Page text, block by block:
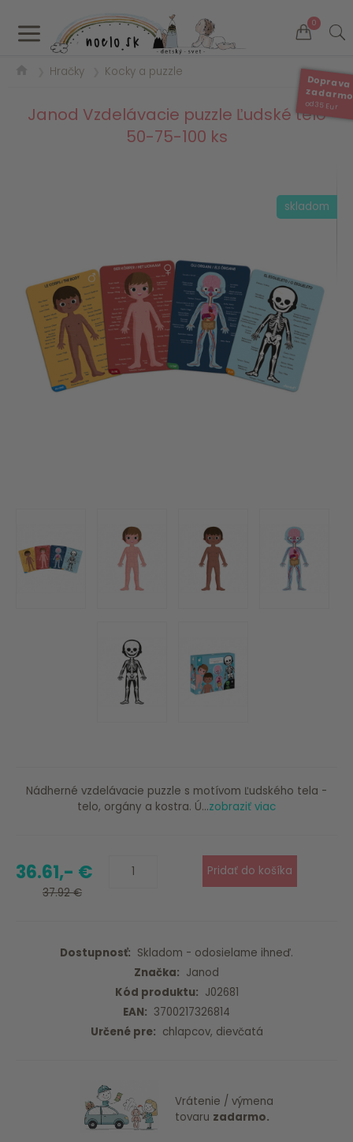
a 0
Doprava
od 35 Eur
Hračky Kocky a puzzle
Janod Vzdelávacie puzzle Ľudské telo
50-75-100 ks
skladom
Nádherné vzdelávacie puzzle s motívom Ľudského tela -
telo, orgány a kostra. Ú...zobraziť viac
36.61,- €
37.92 €
Dostupnosť: Skladom - odosielame ihneď.
Značka: Janod
Kód produktu: J02681
EAN: 3700217326814
Určené pre: chlapcov, dievčatá
Vrátenie / výmena
tovaru zadarmo.